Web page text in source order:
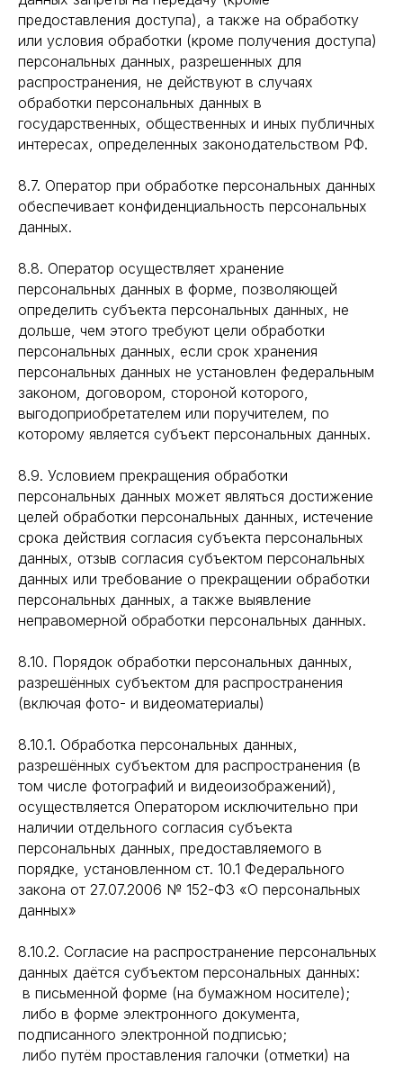
предоставления доступа), а также на обработку
или условия обработки (кроме получения доступа)
персональных данных, разрешенных для
распространения, не действуют в случаях
обработки персональных данных в
государственных, общественных и иных публичных
интересах, определенных законодательством РФ.
8.7. Оператор при обработке персональных данных
обеспечивает конфиденциальность персональных
данных.
8.8. Оператор осуществляет хранение
персональных данных в форме, позволяющей
определить субъекта персональных данных, не
дольше, чем этого требуют цели обработки
персональных данных, если срок хранения
персональных данных не установлен федеральным
законом, договором, стороной которого,
выгодоприобретателем или поручителем, по
которому является субъект персональных данных.
8.9. Условием прекращения обработки
персональных данных может являться достижение
целей обработки персональных данных, истечение
срока действия согласия субъекта персональных
данных, отзыв согласия субъектом персональных
данных или требование о прекращении обработки
персональных данных, а также выявление
неправомерной обработки персональных данных.
8.10. Порядок обработки персональных данных,
разрешённых субъектом для распространения
(включая фото- и видеоматериалы)
8.10.1. Обработка персональных данных,
разрешённых субъектом для распространения (в
том числе фотографий и видеоизображений),
осуществляется Оператором исключительно при
наличии отдельного согласия субъекта
персональных данных, предоставляемого в
порядке, установленном ст. 10.1 Федерального
закона от 27.07.2006 № 152-ФЗ «О персональных
данных»
8.10.2. Согласие на распространение персональных
данных даётся субъектом персональных данных:
в письменной форме (на бумажном носителе);
либо в форме электронного документа,
подписанного электронной подписью;
либо путём проставления галочки (отметки) на